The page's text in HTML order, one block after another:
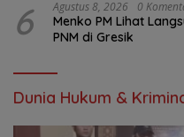
6 Agustus 8, 2026 0
Menko PM Lihat
PNM di Gresik
Dunia Hukum &